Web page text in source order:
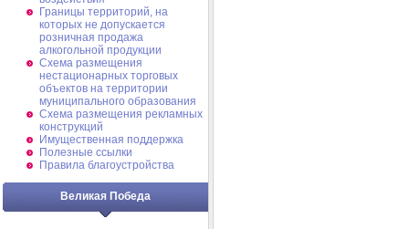
Границы территорий, на
которых не допускается
розничная продажа
алкогольной продукции
Схема размещения
нестационарных торговых
объектов на территории
муниципального образования
Схема размещения рекламных
конструкций
Имущественная поддержка
Полезные ссылки
Правила благоустройства
Великая Победа